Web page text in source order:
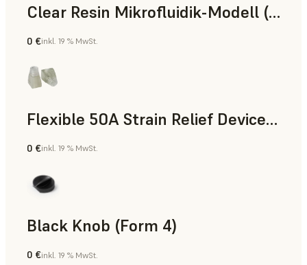
Clear Resin Mikrofluidik-Modell (Form 4)
Standard
0 €inkl. 19 % MwSt.
Flexible 50A Strain Relief Device (Form 4)
Technik
0 €inkl. 19 % MwSt.
Black Knob (Form 4)
Standard
0 €inkl. 19 % MwSt.